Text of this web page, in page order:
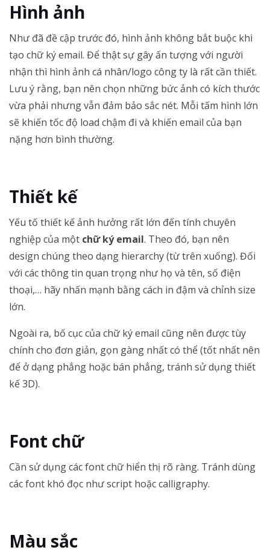
Hình ảnh
Như đã đề cập trước đó, hình ảnh không bắt buộc khi
tạo chữ ký email. Để thật sự gây ấn tượng với người
nhận thì hình ảnh cá nhân/logo công ty là rất cần thiết.
Lưu ý rằng, bạn nên chọn những bức ảnh có kích thước
vừa phải nhưng vẫn đảm bảo sắc nét. Mỗi tấm hình lớn
sẽ khiến tốc độ load chậm đi và khiến email của bạn
nặng hơn bình thường.
Thiết kế
Yếu tố thiết kế ảnh hưởng rất lớn đến tính chuyên
nghiệp của một chữ ký email. Theo đó, bạn nên
design chúng theo dạng hierarchy (từ trên xuống). Đối
với các thông tin quan trọng như họ và tên, số điện
thoại,… hãy nhấn mạnh bằng cách in đậm và chỉnh size
lớn.
Ngoài ra, bố cục của chữ ký email cũng nên được tùy
chính cho đơn giản, gọn gàng nhất có thể (tốt nhất nên
để ở dạng phẳng hoặc bán phẳng, tránh sử dụng thiết
kế 3D).
Font chữ
Cần sử dụng các font chữ hiển thị rõ ràng. Tránh dùng
các font khó đọc như script hoặc calligraphy.
Màu sắc